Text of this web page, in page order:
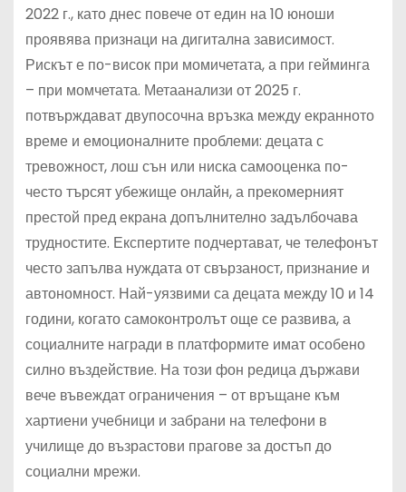
2022 г., като днес повече от един на 10 юноши
проявява признаци на дигитална зависимост.
Рискът е по-висок при момичетата, а при гейминга
– при момчетата. Метаанализи от 2025 г.
потвърждават двупосочна връзка между екранното
време и емоционалните проблеми: децата с
тревожност, лош сън или ниска самооценка по-
често търсят убежище онлайн, а прекомерният
престой пред екрана допълнително задълбочава
трудностите. Експертите подчертават, че телефонът
често запълва нуждата от свързаност, признание и
автономност. Най-уязвими са децата между 10 и 14
години, когато самоконтролът още се развива, а
социалните награди в платформите имат особено
силно въздействие. На този фон редица държави
вече въвеждат ограничения – от връщане към
хартиени учебници и забрани на телефони в
училище до възрастови прагове за достъп до
социални мрежи.